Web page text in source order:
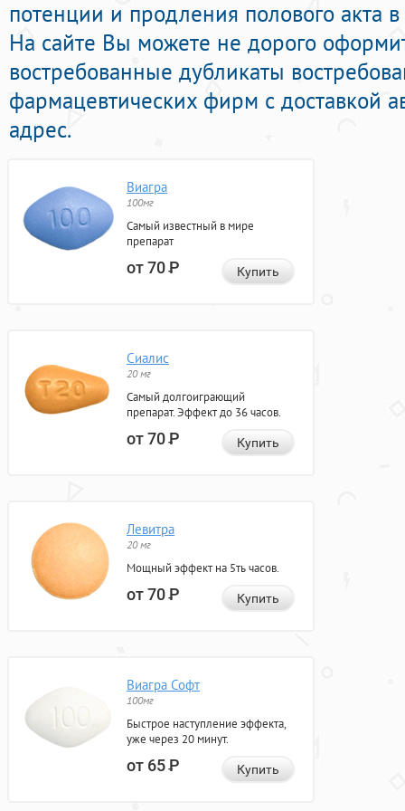
потенции и продления полового акта
На сайте Вы можете не дорого
востребованные дубликаты
фармацевтических фирм с доставкой
адрес.
Виагра
100мг
Самый известный в мире
препарат
от 70Р Купить
Сиалис
20 мг
Самый долгоиграющий
препарат. Эффект до 36 часов.
от 70Р Купить
Левитра
20 мг
Мощный эффект на 5ть часов.
от 70Р Купить
Виагра Софт
100мг
Быстрое наступление эффекта,
уже через 20 минут.
от 65Р Купить